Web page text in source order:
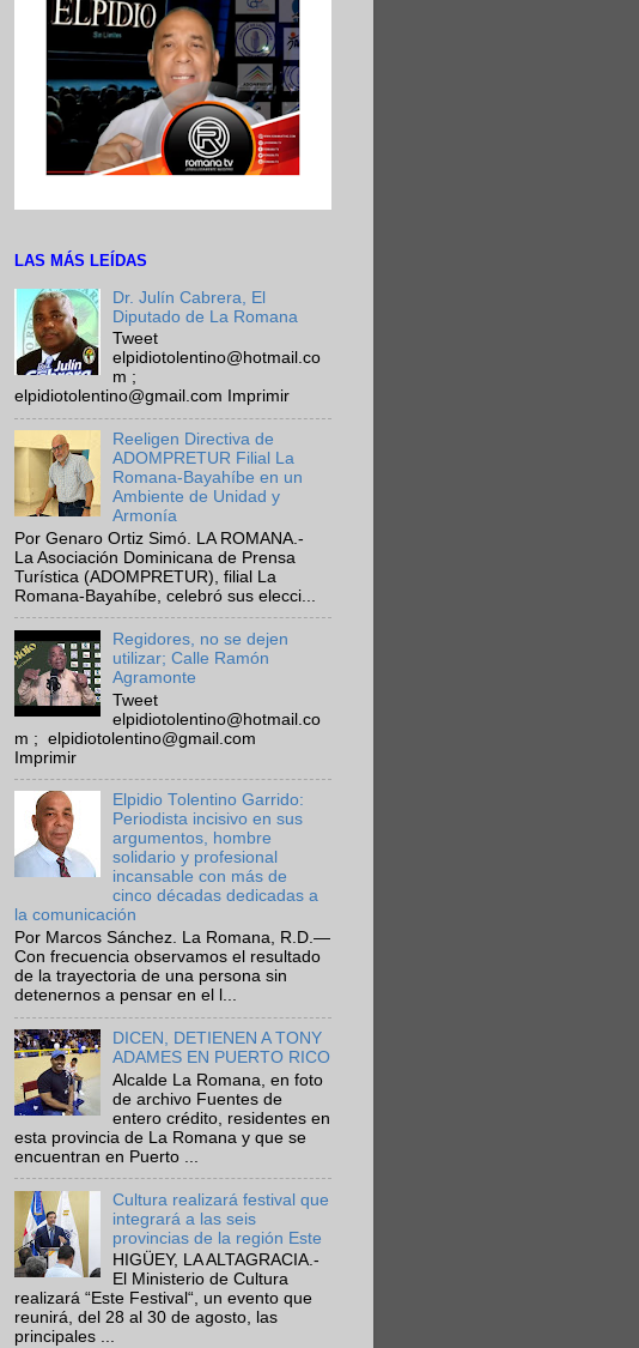
LAS MÁS LEÍDAS
Dr. Julín Cabrera, El
Diputado de La Romana
Tweet
elpidiotolentino@hotmail.co
m ;
elpidiotolentino@gmail.com Imprimir
Reeligen Directiva de
ADOMPRETUR Filial La
Romana-Bayahíbe en un
Ambiente de Unidad y
Armonía
Por Genaro Ortiz Simó. LA ROMANA.-
La Asociación Dominicana de Prensa
Turística (ADOMPRETUR), filial La
Romana-Bayahíbe, celebró sus elecci...
Regidores, no se dejen
utilizar; Calle Ramón
Agramonte
Tweet
elpidiotolentino@hotmail.co
m ; elpidiotolentino@gmail.com
Imprimir
Elpidio Tolentino Garrido:
Periodista incisivo en sus
argumentos, hombre
solidario y profesional
incansable con más de
cinco décadas dedicadas a
la comunicación
Por Marcos Sánchez. La Romana, R.D.—
Con frecuencia observamos el resultado
de la trayectoria de una persona sin
detenernos a pensar en el l...
DICEN, DETIENEN A TONY
ADAMES EN PUERTO RICO
Alcalde La Romana, en foto
de archivo Fuentes de
entero crédito, residentes en
esta provincia de La Romana y que se
encuentran en Puerto ...
Cultura realizará festival que
integrará a las seis
provincias de la región Este
HIGÜEY, LA ALTAGRACIA.-
El Ministerio de Cultura
realizará “Este Festival“, un evento que
reunirá, del 28 al 30 de agosto, las
principales ...